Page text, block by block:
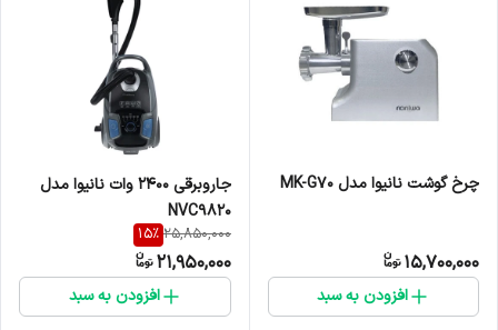
چرخ گوشت نانیوا مدل MK-G70
15,700,000
افزودن به سبد
جاروبرقی 2400 وات نانیوا مدل
NVC9820
25,850,000
15%
21,950,000
افزودن به سبد